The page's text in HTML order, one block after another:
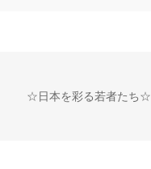
☆日本を彩る若者たち☆